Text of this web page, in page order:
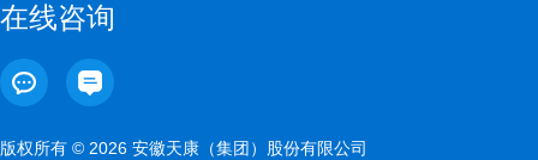
在线咨询
版权所有 © 2026 安徽天康（集团）股份有限公司